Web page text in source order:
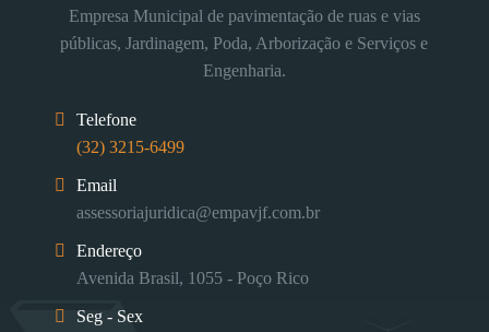
Empresa Municipal de pavimentação de ruas e vias
públicas, Jardinagem, Poda, Arborização e Serviços e
Engenharia.
Telefone
(32) 3215-6499
Email
assessoriajuridica@empavjf.com.br
Endereço
Avenida Brasil, 1055 - Poço Rico
Seg - Sex